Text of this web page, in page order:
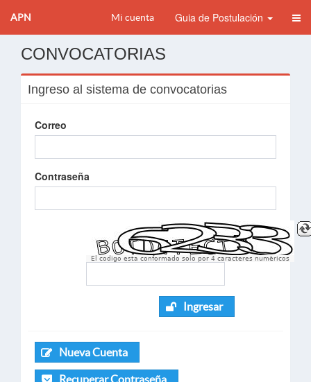
APN Mi cuenta Guia de Postulación
CONVOCATORIAS
Ingreso al sistema de convocatorias
Correo
Contraseña
El codigo esta conformado solo por 4 caracteres numèricos
Ingresar
Nueva Cuenta
Recuperar Contraseña